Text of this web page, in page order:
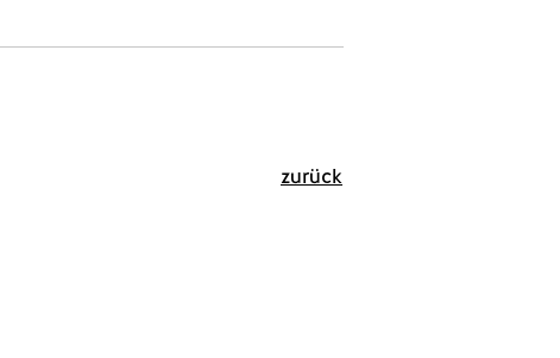
zurück